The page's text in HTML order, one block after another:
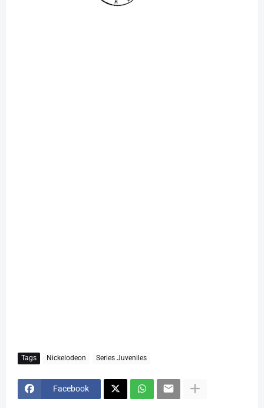
Tags Nickelodeon Series Juveniles
Facebook